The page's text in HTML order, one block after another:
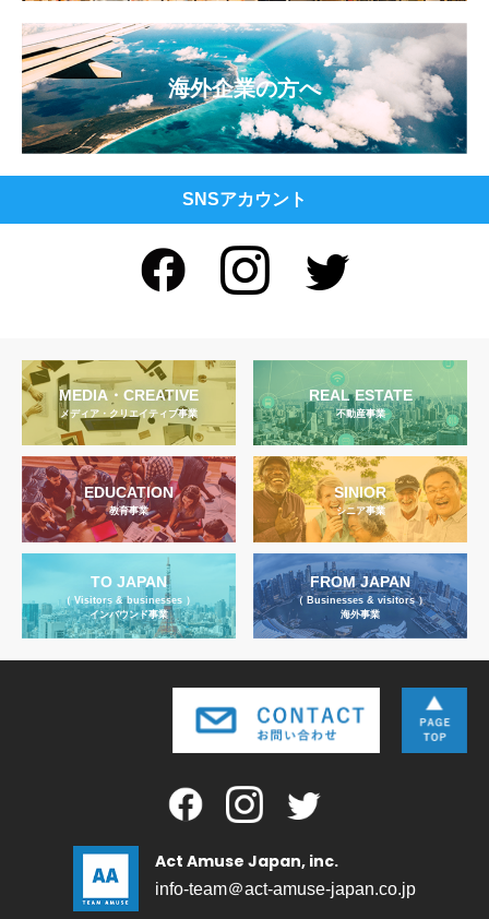
海外企業の方へ
SNSアカウント
MEDIA・CREATIVE
メディア・クリエイティブ事業
REAL ESTATE
不動産事業
EDUCATION
教育事業
SINIOR
シニア事業
TO JAPAN
（ Visitors & businesses ）
インバウンド事業
FROM JAPAN
（ Businesses & visitors ）
海外事業
Act Amuse Japan, inc.
info-team＠act-amuse-japan.co.jp